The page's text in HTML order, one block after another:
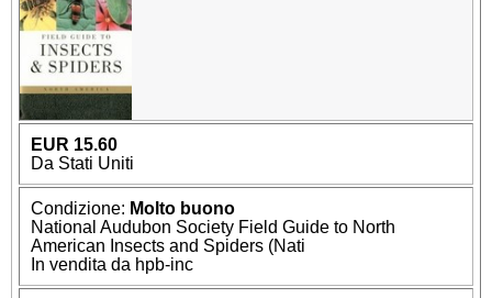
EUR 15.60
Da Stati Uniti
Condizione: Molto buono
National Audubon Society Field Guide to North
American Insects and Spiders (Nati
In vendita da hpb-inc